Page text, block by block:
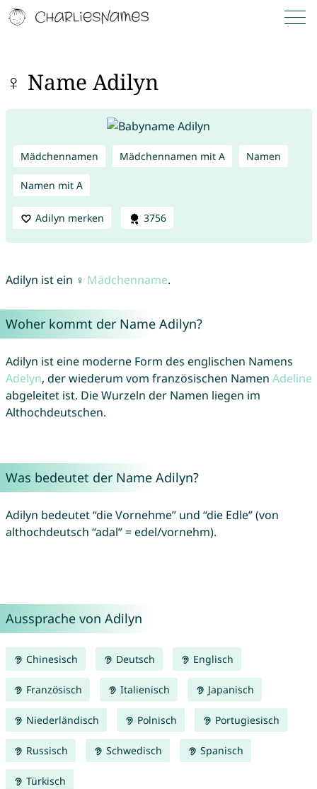
♀ Name Adilyn
Mädchennamen Mädchennamen mit A Namen
Namen mit A
Adilyn merken 3756
Adilyn ist ein ♀ Mädchenname.
Woher kommt der Name Adilyn?
Adilyn ist eine moderne Form des englischen Namens
Adelyn, der wiederum vom französischen Namen Adeline
abgeleitet ist. Die Wurzeln der Namen liegen im
Althochdeutschen.
Was bedeutet der Name Adilyn?
Adilyn bedeutet “die Vornehme” und “die Edle” (von
althochdeutsch “adal” = edel/vornehm).
Aussprache von Adilyn
Chinesisch Deutsch Englisch
Französisch Italienisch Japanisch
Niederländisch Polnisch Portugiesisch
Russisch Schwedisch Spanisch
Türkisch